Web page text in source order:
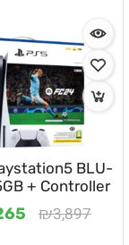
BLU-
+ Controller
CFI-1216A-
FC24₪3,897